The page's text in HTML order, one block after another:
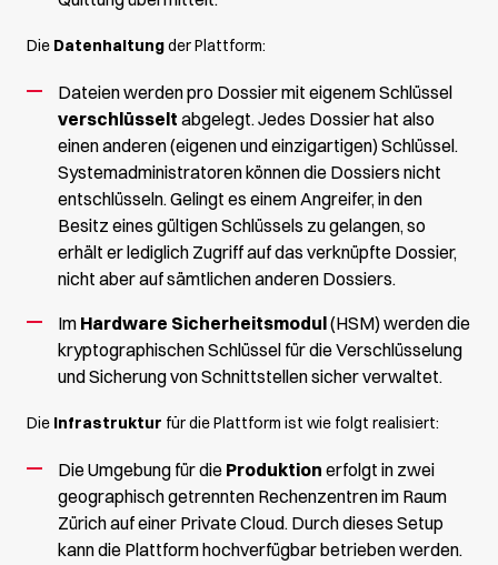
Die Datenhaltungder Plattform:
Dateien werden pro Dossier mit eigenem Schlüssel
verschlüsselt abgelegt. Jedes Dossier hat also
einen anderen (eigenen und einzigartigen) Schlüssel.
Systemadministratoren können die Dossiers nicht
entschlüsseln. Gelingt es einem Angreifer, in den
Besitz eines gültigen Schlüssels zu gelangen, so
erhält er lediglich Zugriff auf das verknüpfte Dossier,
nicht aber auf sämtlichen anderen Dossiers.
Im Hardware Sicherheitsmodul(HSM) werden die
kryptographischen Schlüssel für die Verschlüsselung
und Sicherung von Schnittstellen sicher verwaltet.
Die Infrastruktur für die Plattform ist wie folgt realisiert:
Die Umgebung für die Produktion erfolgt in zwei
geographisch getrennten Rechenzentren im Raum
Zürich auf einer Private Cloud. Durch dieses Setup
kann die Plattform hochverfügbar betrieben werden.